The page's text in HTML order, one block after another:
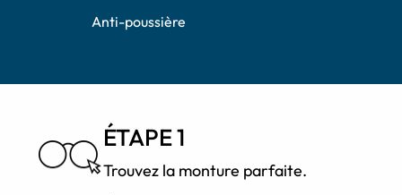
Anti-poussière
ÉTAPE 1
Trouvez la monture parfaite.